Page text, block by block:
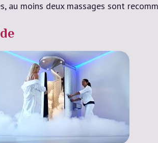
au moins deux massages sont